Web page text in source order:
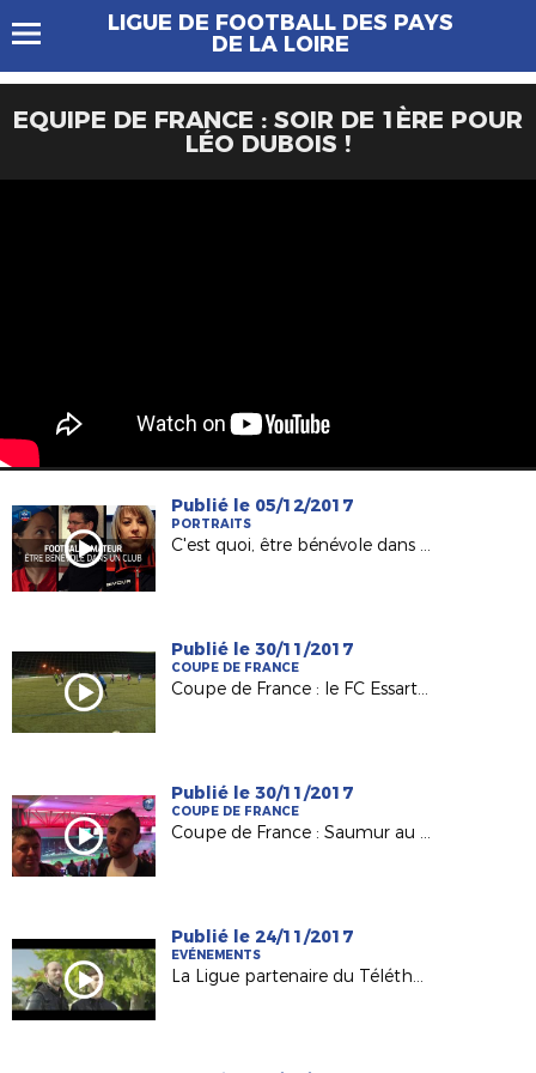
LIGUE DE FOOTBALL DES PAYS
DE LA LOIRE
EQUIPE DE FRANCE : SOIR DE 1ÈRE POUR
LÉO DUBOIS !
Publié le 05/12/2017
PORTRAITS
C'est quoi, être bénévole dans un club ?
Publié le 30/11/2017
COUPE DE FRANCE
Coupe de France : le FC Essartais, Petit Poucet du 8e tour
Publié le 30/11/2017
COUPE DE FRANCE
Coupe de France : Saumur au défi du Vannes OC
Publié le 24/11/2017
EVÉNEMENTS
La Ligue partenaire du Téléthon 2017 !